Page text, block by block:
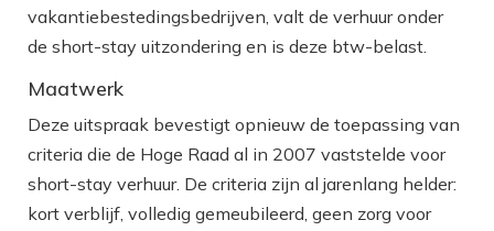
vakantiebestedingsbedrijven, valt de verhuur onder
de short-stay uitzondering en is deze btw-belast.
Maatwerk
Deze uitspraak bevestigt opnieuw de toepassing van
criteria die de Hoge Raad al in 2007 vaststelde voor
short-stay verhuur. De criteria zijn al jarenlang helder:
kort verblijf, volledig gemeubileerd, geen zorg voor